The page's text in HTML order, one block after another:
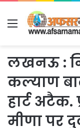
Menu
लखनऊ :
कल्याण
हार्ट
मीणा पर